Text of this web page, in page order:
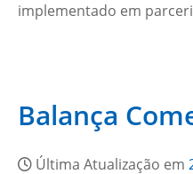
implementado em
Balança
Última Atualização em